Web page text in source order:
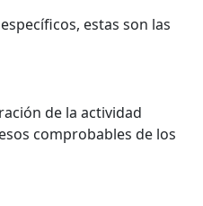
estas son las
de la actividad
comprobables de los